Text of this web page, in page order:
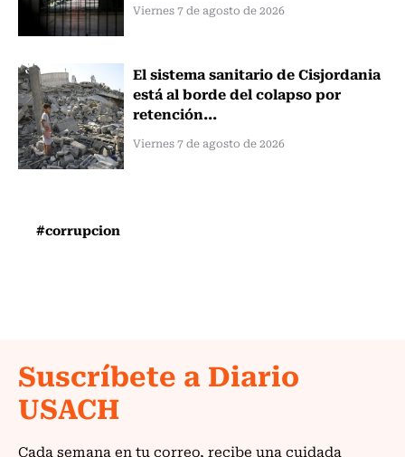
Viernes 7 de agosto de 2026
El sistema sanitario de Cisjordania
está al borde del colapso por
retención...
Viernes 7 de agosto de 2026
#corrupcion